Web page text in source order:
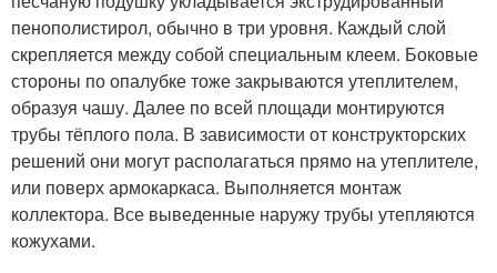
пенополистирол, обычно в три уровня. Каждый слой
скрепляется между собой специальным клеем. Боковые
стороны по опалубке тоже закрываются утеплителем,
образуя чашу. Далее по всей площади монтируются
трубы тёплого пола. В зависимости от конструкторских
решений они могут располагаться прямо на утеплителе,
или поверх армокаркаса. Выполняется монтаж
коллектора. Все выведенные наружу трубы утепляются
кожухами.